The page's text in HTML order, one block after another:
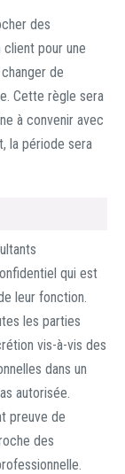
des
pour une
de
Cette règle sera
à convenir avec
la période sera
qui est
leur fonction.
les parties
vis-à-vis des
dans un
autorisée.
preuve de
des